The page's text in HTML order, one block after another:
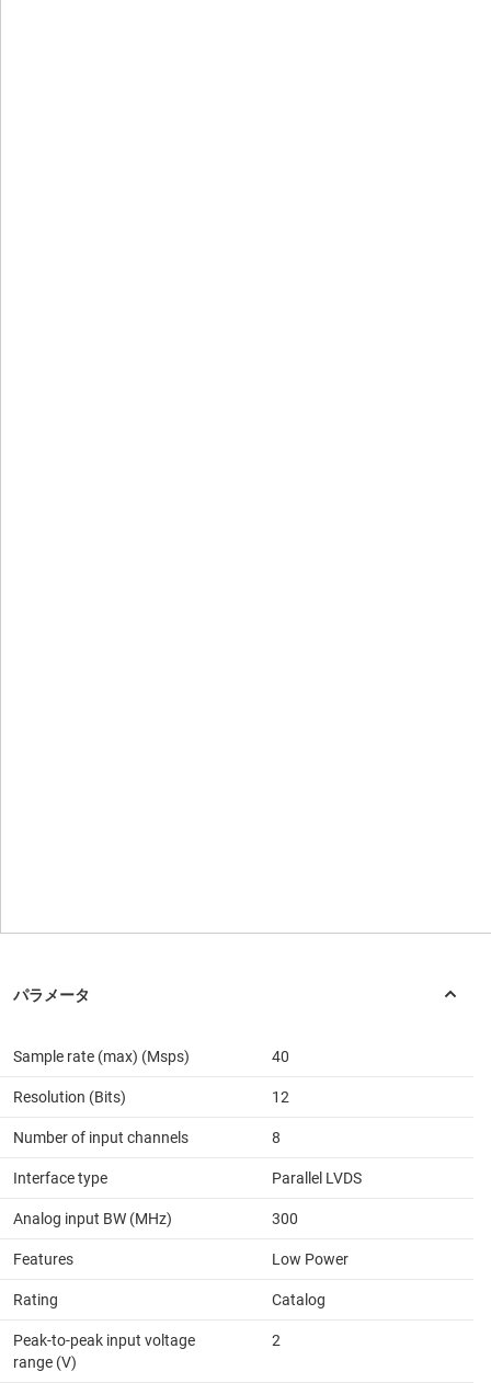
Sample rate (max) (Msps) 40
Resolution (Bits) 12
Number of input channels 8
Interface type Parallel LVDS
Analog input BW (MHz) 300
Features Low Power
Rating Catalog
Peak-to-peak input voltage
range (V)
2